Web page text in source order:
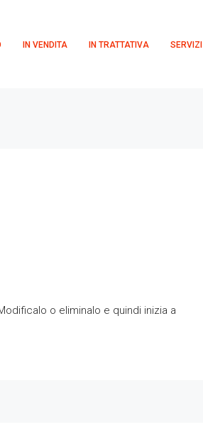
IN VENDITA IN TRATTATIVA SERVIZI
o eliminalo e quindi inizia a